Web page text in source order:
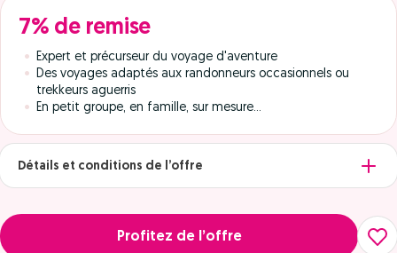
7% de remise
Expert et précurseur du voyage d'aventure
Des voyages adaptés aux randonneurs occasionnels ou
trekkeurs aguerris
En petit groupe, en famille, sur mesure…
Détails et conditions de l’offre
Profitez de l’offre